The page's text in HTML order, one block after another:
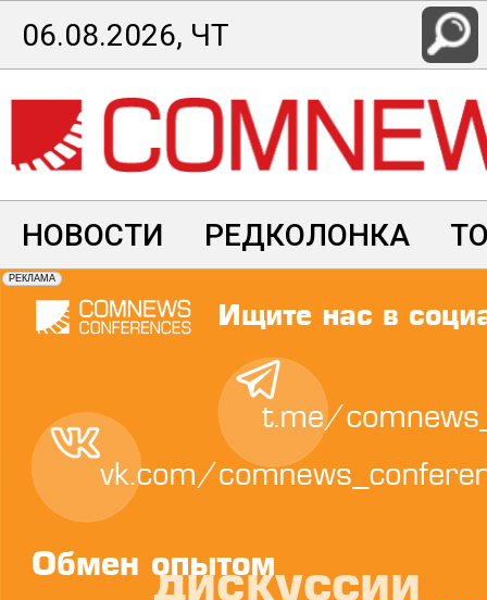
Перейти
к
основному
содержанию
06.08.2026, ЧТ
НОВОСТИ РЕДКОЛОНКА